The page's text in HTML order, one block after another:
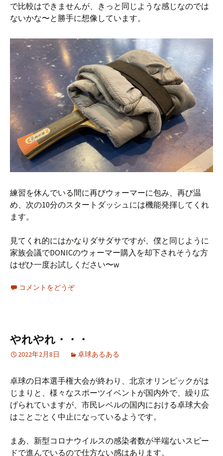
で比較はできませんが、きっと同じような感じなのでは
ないかな〜と勝手に想像しています。
練習を休んでいる間に再びウォーマーに包み、再び温
め、次の10分のスタートダッシュには機能発揮してくれ
ます。
見てくれ的にはかなりダサダサですが、僕と同じように
家族会議でDONICのウォーマー購入を却下されそうな方
はぜひ一度お試しください〜w
コメントをどうぞ
やれやれ・・・
2022年2月8日 卓球あるある
卓球の日本選手権大会が終わり、北京オリンピックがは
じまりと、様々なスポーツイベントが国内外で、繰り広
げられていますが、市民レベルの国内における卓球大会
はことごとく中止になっているようです。
まあ、新型コロナウイルスの感染者数が半端ないスピー
ドで進んでいるので仕方ない感はあります。